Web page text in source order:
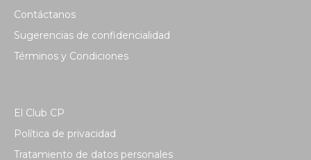
Contáctanos
Sugerencias de confidencialidad
Términos y Condiciones
El Club CP
Política de privacidad
Tratamiento de datos personales